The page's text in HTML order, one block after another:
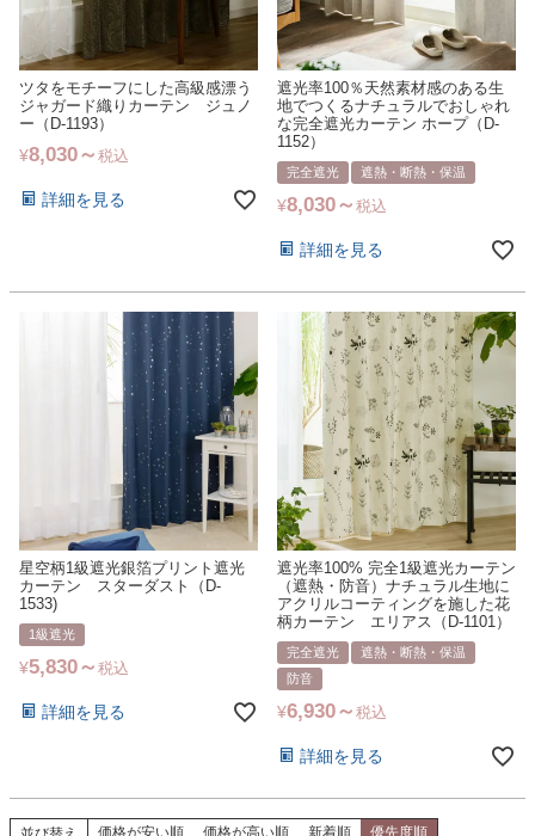
ツタをモチーフにした高級感漂う
ジャガード織りカーテン ジュノ
ー（D-1193）
¥8,030 税込
詳細を見る
遮光率100％天然素材感のある生
地でつくるナチュラルでおしゃれ
な完全遮光カーテン ホープ（D-
1152）
完全遮光 遮熱・断熱・保温
¥8,030 税込
詳細を見る
星空柄1級遮光銀箔プリント遮光
カーテン スターダスト（D-
1533)
1級遮光
¥5,830 税込
詳細を見る
遮光率100% 完全1級遮光カーテン
（遮熱・防音）ナチュラル生地に
アクリルコーティングを施した花
柄カーテン エリアス（D-1101）
完全遮光
遮熱・断熱・保温
防音
¥6,930 税込
詳細を見る